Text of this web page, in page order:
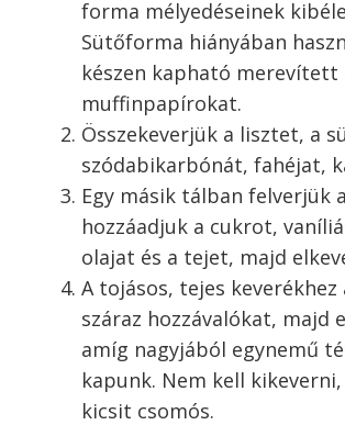
forma mélyedéseinek
Sütőforma hiányában
készen kapható merevített
muffinpapírokat.
Összekeverjük a lisztet, a
szódabikarbónát, fahéjat,
Egy másik tálban felverjük
hozzáadjuk a cukrot,
olajat és a tejet, majd
A tojásos, tejes keverékhez
száraz hozzávalókat, majd
amíg nagyjából egynemű
kapunk. Nem kell
kicsit csomós.